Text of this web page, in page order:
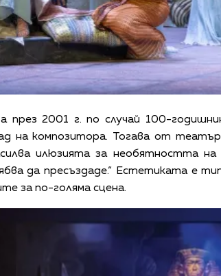
през 2001 г. по случай 100-
на композитора. Тогава от
илюзията за необятността
да пресъздаде.“ Естетиката е
за по-голяма сцена.